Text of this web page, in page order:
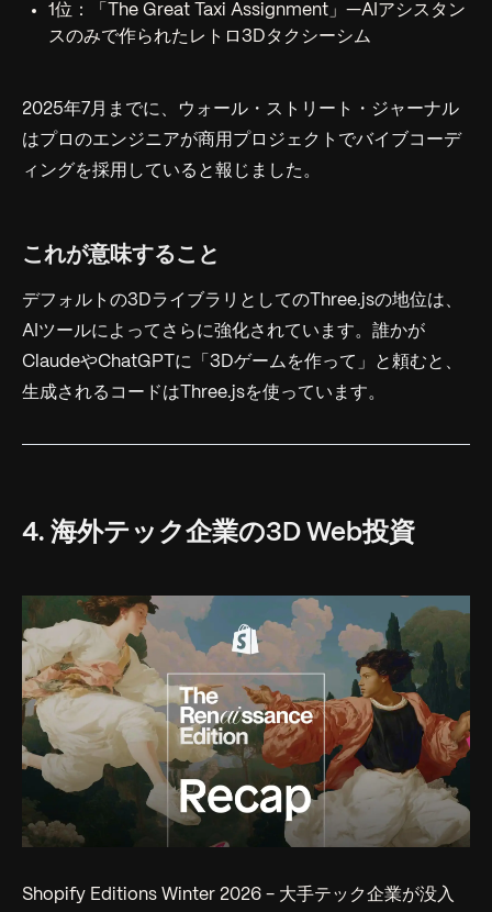
1位：「The Great Taxi Assignment」—AIアシスタン
スのみで作られたレトロ3Dタクシーシム
2025年7月までに、ウォール・ストリート・ジャーナル
はプロのエンジニアが商用プロジェクトでバイブコーデ
ィングを採用していると報じました。
これが意味すること
デフォルトの3DライブラリとしてのThree.jsの地位は、
AIツールによってさらに強化されています。誰かが
ClaudeやChatGPTに「3Dゲームを作って」と頼むと、
生成されるコードはThree.jsを使っています。
4. 海外テック企業の3D Web投資
Shopify Editions Winter 2026 - 大手テック企業が没入